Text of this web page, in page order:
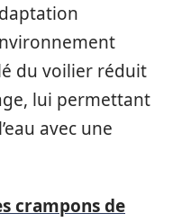
du voilier réduit
lui permettant
avec une
crampons de